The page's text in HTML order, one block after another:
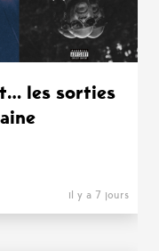
les sorties
il y a 7 jours